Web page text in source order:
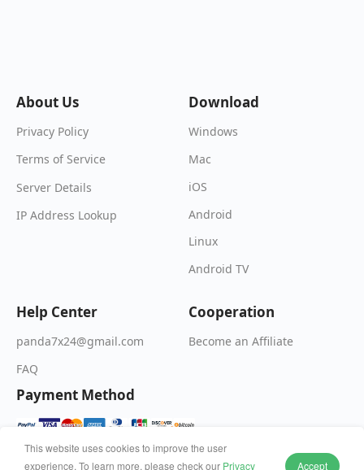
This website uses cookies to improve the user
experience. To learn more, please check our Privacy Accept
About Us
Privacy Policy
Terms of Service
Server Details
IP Address Lookup
Download
Windows
Mac
iOS
Android
Linux
Android TV
Help Center
panda7x24@gmail.com
FAQ
Payment Method
Cooperation
Become an Affiliate